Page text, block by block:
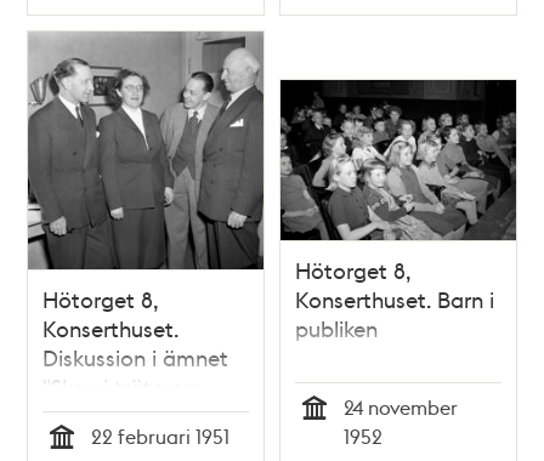
Typ
10, platsen för
hette Grytgjutaren,
tidigare
Uppvaktaren
Typ
Hötorget 8,
Konserthuset.
Diskussion i ämnet
"Ska vi träta om
trafik?". Ingenjör E.
Walter Holmstedt,
22 februari 1951
Hötorget 8,
Konserthuset. Barn i
publiken
24 november
1952